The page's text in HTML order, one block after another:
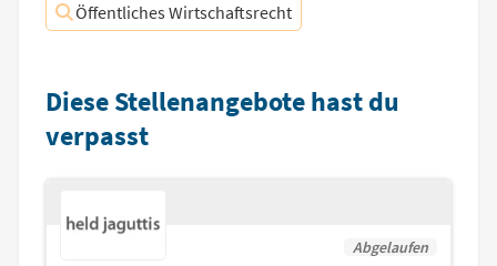
Öffentliches Wirtschaftsrecht
Diese Stellenangebote hast du
verpasst
Abgelaufen